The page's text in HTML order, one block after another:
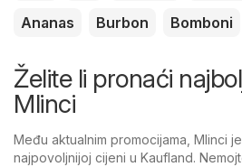
Ananas
Burbon Bomboni
Želite li pronaći
Mlinci
Među aktualnim promocijama, Mlinci
najpovoljnijoj cijeni u Kaufland.